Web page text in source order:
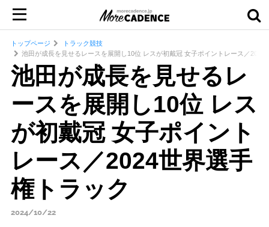
トップページ
トラック競技
池田が成長を見せるレースを展開し10位 レスが初戴冠 女子ポイントレース／2024
池田が成長を見せるレ
ースを展開し10位 レス
が初戴冠 女子ポイント
レース／2024世界選手
権トラック
2024/10/22